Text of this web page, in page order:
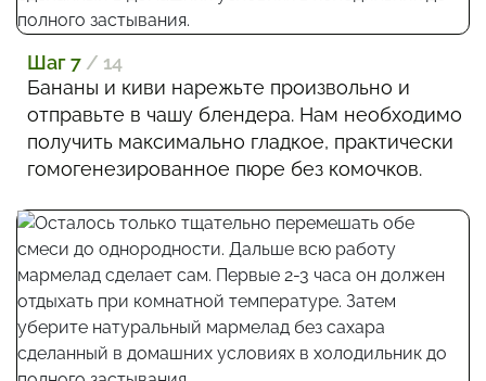
Шаг 7 / 14
Бананы и киви нарежьте произвольно и
отправьте в чашу блендера. Нам необходимо
получить максимально гладкое, практически
гомогенезированное пюре без комочков.